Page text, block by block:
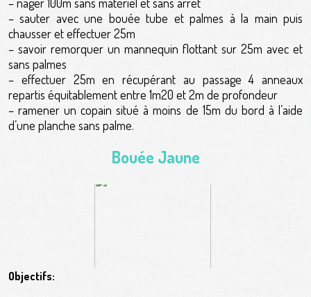
– sauter avec une bouée tube et palmes à la main puis
chausser et effectuer 25m
– savoir remorquer un mannequin flottant sur 25m avec et
sans palmes
– effectuer 25m en récupérant au passage 4 anneaux
repartis équitablement entre 1m20 et 2m de profondeur
– ramener un copain situé à moins de 15m du bord à l’aide
d’une planche sans palme.
Bouée Jaune
Objectifs: